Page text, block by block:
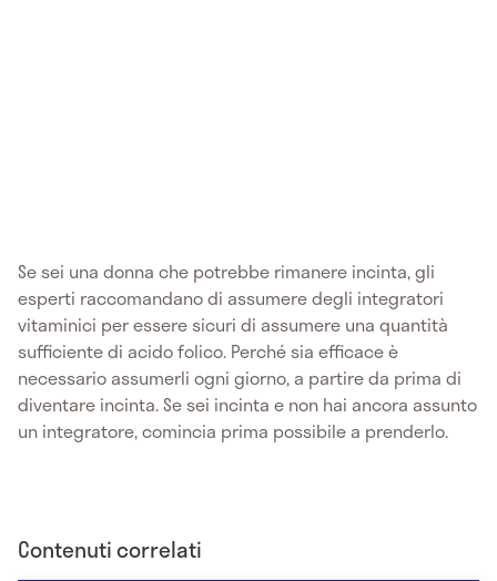
Se sei una donna che potrebbe rimanere incinta, gli
esperti raccomandano di assumere degli integratori
vitaminici per essere sicuri di assumere una quantità
sufficiente di acido folico. Perché sia efficace è
necessario assumerli ogni giorno, a partire da prima di
diventare incinta. Se sei incinta e non hai ancora assunto
un integratore, comincia prima possibile a prenderlo.
Contenuti correlati